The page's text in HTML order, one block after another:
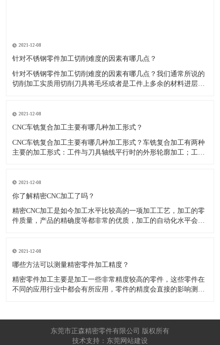
2021-12-08
针对不锈钢零件加工切削难度的因素有哪几点？
针对不锈钢零件加工切削难度的因素有哪几点？我们通常所说的
切削加工实质用切削刀具将毛坯或者是工件上多余的材料进层进
其他的常规材料，比如铜材和铝合金，究其原因有以下几个关键
因素： 一
2021-12-08
CNC车铣复合加工主要有哪几种加工形式？
CNC车铣复合加工主要有哪几种加工形式？车铣复合加工有两种
主要的加工形式：工件与刀具轴线平行时的外形轮廓加工；工件
2021-12-08
​你了解精密CNC加工了吗？
精密CNC加工是如今加工水平比较高的一项加工工艺，加工的零
件质量，产品的精确度等都非常的优质，加工的自动化水平会比
自动化技术水平高，非常适合加工轮廊样子繁杂的曲线图，斜面
零
2021-12-08
​哪些方法可以测量精密零件加工精度？
精密零件加工主要是加工一些非常精度较高的零件，这些零件在
不同的应用行业中都会有所应用，零件的精度会直接的影响测量
工按量具量仪的读数值是否直接表示被测尺寸的数值，可分为测
东莞市正森精密零件有限公司 版权所有
技术支持：东莞网站建设